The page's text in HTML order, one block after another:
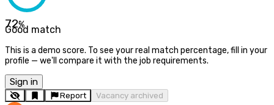
72%
Good match
This is a demo score. To see your real match percentage, fill in your
profile — we'll compare it with the job requirements.
Sign in
Report Vacancy archived